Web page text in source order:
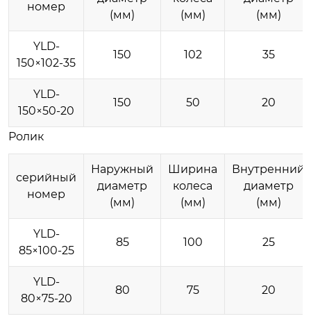
номер
(мм)
(мм)
(мм)
YLD-
150×102-35
150 102 35
YLD-
150×50-20
150 50 20
Ролик
серийный
номер
Наружный
диаметр
(мм)
Ширина
колеса
(мм)
Внутренний
диаметр
(мм)
YLD-
85×100-25
85 100 25
YLD-
80×75-20
80 75 20